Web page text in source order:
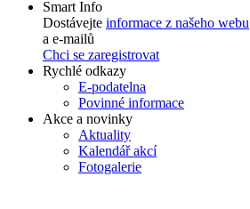
Smart Info
Dostávejte informace z našeho webu
a e-mailů
Chci se zaregistrovat
Rychlé odkazy
E-podatelna
Povinné informace
Akce a novinky
Aktuality
Kalendář akcí
Fotogalerie